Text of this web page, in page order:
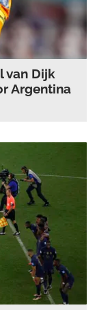
van Dijk
Argentina